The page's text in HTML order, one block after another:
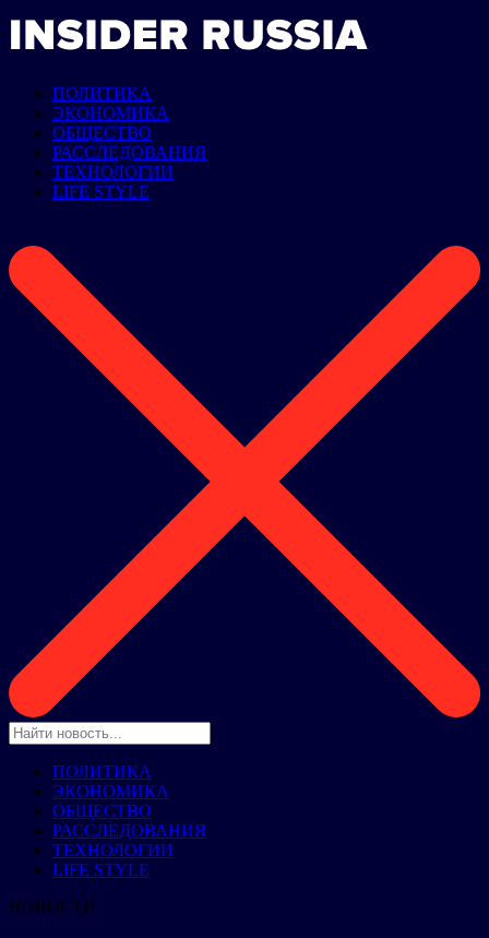
ПОЛИТИКА
ЭКОНОМИКА
ОБЩЕСТВО
РАССЛЕДОВАНИЯ
ТЕХНОЛОГИИ
LIFE STYLE
ПОЛИТИКА
ЭКОНОМИКА
ОБЩЕСТВО
РАССЛЕДОВАНИЯ
ТЕХНОЛОГИИ
LIFE STYLE
НОВОСТИ